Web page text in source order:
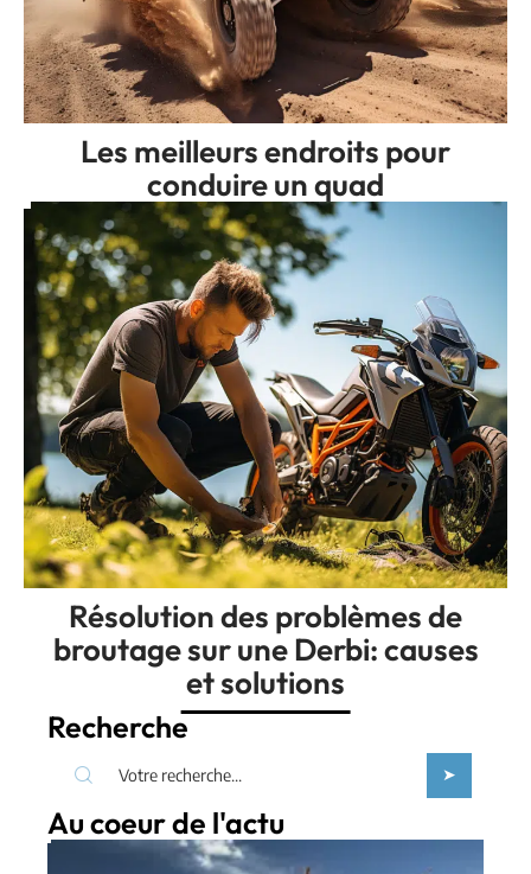
Les meilleurs endroits pour
conduire un quad
Résolution des problèmes de
broutage sur une Derbi: causes
et solutions
Recherche
Au coeur de l'actu